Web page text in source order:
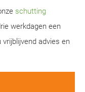
schutting
werkdagen een
advies en